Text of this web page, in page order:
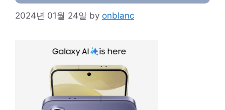
2024년 01월 24일 by onblanc